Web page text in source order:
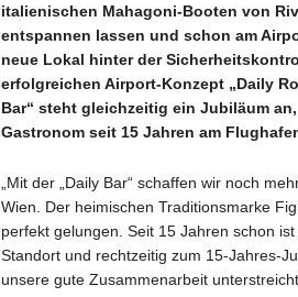
italienischen Mahagoni-Booten von
entspannen lassen und schon am
neue Lokal hinter der
erfolgreichen Airport-Konzept „Daily
Bar“ steht gleichzeitig ein Jubiläum
Gastronom seit 15 Jahren am
„Mit der „Daily Bar“ schaffen wir noch
Wien. Der heimischen Traditionsmarke
perfekt gelungen. Seit 15 Jahren schon
Standort und rechtzeitig zum 15-Jahres-
unsere gute Zusammenarbeit